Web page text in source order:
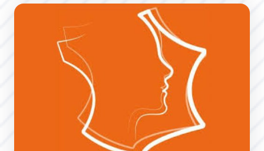
Carcassonne reçoit le label “Résilience France